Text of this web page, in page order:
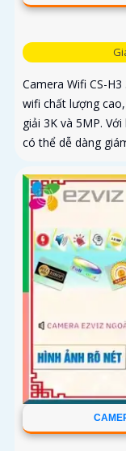
Camera Wifi CS-
wifi chất lượng
giải 3K và 5MP.
có thể dễ dàng